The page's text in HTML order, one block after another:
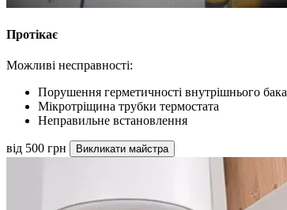
Протікає
Можливі несправності:
Порушення герметичності внутрішнього бака
Мікротріщина трубки термостата
Неправильне встановлення
від 500 грн Викликати майстра